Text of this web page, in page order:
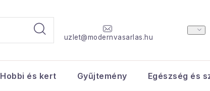
uzlet@modernvasarlas.hu
Hobbi és kert Gyűjtemény Egészség és